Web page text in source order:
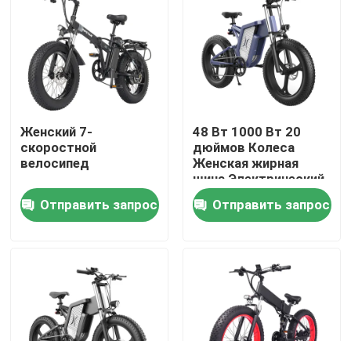
Дом
Продукты
Видео
О нас
Проверка качества
Женский 7-
скоростной
велосипед
Отправить запрос
48 Вт 1000 Вт 20
дюймов Колеса
Женская жирная
шина Электрический
велосипед Долгая
выносливость
Отправить запрос